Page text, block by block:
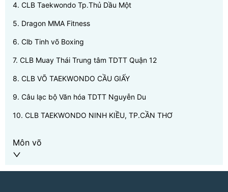
4. CLB Taekwondo Tp.Thủ Dầu Một
5. Dragon MMA Fitness
6. Clb Tinh võ Boxing
7. CLB Muay Thái Trung tâm TDTT Quận 12
8. CLB VÕ TAEKWONDO CẦU GIẤY
9. Câu lạc bộ Văn hóa TDTT Nguyễn Du
10. CLB TAEKWONDO NINH KIỀU, TP.CẦN THƠ
Môn võ